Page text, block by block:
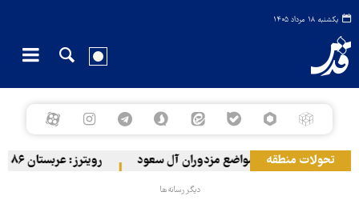
یکشنبه ۱۸ مرداد ۱۴۰۵
تحولات منطقه
حمله ارتش یمن به مواضع مزدوران آل سعود رویترز: عربستان ۸۶ درصد از موشک‌های پاتریوت خود را استفاده کرده است
دیگر رسانه‌ها